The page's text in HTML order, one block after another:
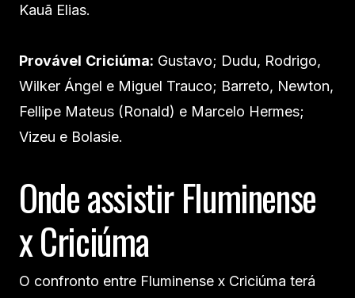
Kauã Elias.
Provável Criciúma: Gustavo; Dudu, Rodrigo,
Wilker Ángel e Miguel Trauco; Barreto, Newton,
Fellipe Mateus (Ronald) e Marcelo Hermes;
Vizeu e Bolasie.
Onde assistir Fluminense
x Criciúma
O confronto entre Fluminense x Criciúma terá